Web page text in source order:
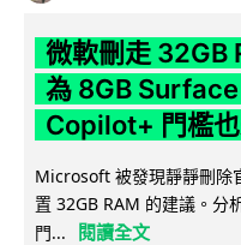
微軟刪走 32GB
為 8GB
Copilot+ 門檻也
Microsoft 被發現靜靜刪除
置 32GB RAM 的建議。分
門...
閱讀全文